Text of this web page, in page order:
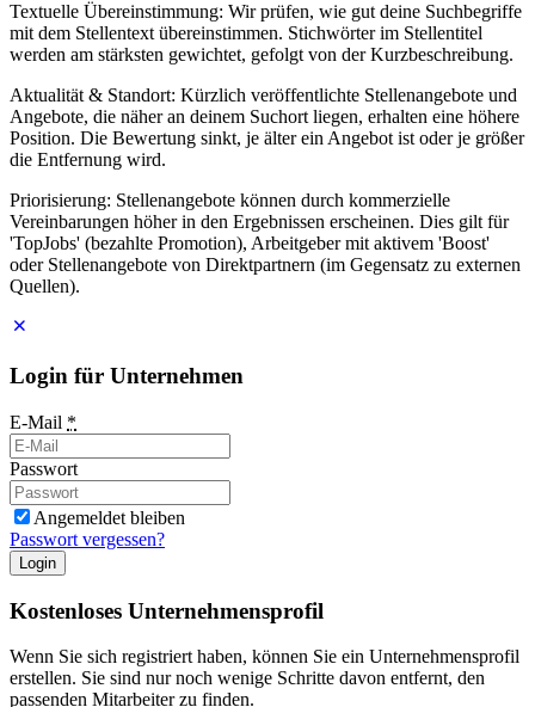
Textuelle Übereinstimmung: Wir prüfen, wie gut deine Suchbegriffe
mit dem Stellentext übereinstimmen. Stichwörter im Stellentitel
werden am stärksten gewichtet, gefolgt von der Kurzbeschreibung.
Aktualität & Standort: Kürzlich veröffentlichte Stellenangebote und
Angebote, die näher an deinem Suchort liegen, erhalten eine höhere
Position. Die Bewertung sinkt, je älter ein Angebot ist oder je größer
die Entfernung wird.
Priorisierung: Stellenangebote können durch kommerzielle
Vereinbarungen höher in den Ergebnissen erscheinen. Dies gilt für
'TopJobs' (bezahlte Promotion), Arbeitgeber mit aktivem 'Boost'
oder Stellenangebote von Direktpartnern (im Gegensatz zu externen
Quellen).
Login für Unternehmen
E-Mail *
Passwort
Angemeldet bleiben
Passwort vergessen?
Login
Kostenloses Unternehmensprofil
Wenn Sie sich registriert haben, können Sie ein Unternehmensprofil
erstellen. Sie sind nur noch wenige Schritte davon entfernt, den
passenden Mitarbeiter zu finden.